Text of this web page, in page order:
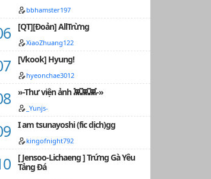
bbhamster197
[QT][Đoản] AllTrừng
XiaoZhuang122
[Vkook] Hyung!
hyeonchae3012
»-Thư viện ảnh 👾👾👾-»
_Yunjs-
I am tsunayoshi (fic dịch)gg
kingofnight792
[ Jensoo-Lichaeng ] Trứng Gà Yêu
Tảng Đá